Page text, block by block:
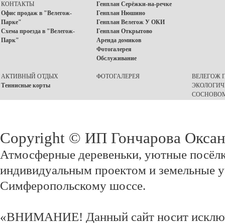
КОНТАКТЫ
Офис продаж в "Велегож-
Парке"
Схема проезда в "Велегож-
Парк"
Генплан Серёжки-на-речке
Генплан Нюшино
Генплан Велегож У ОКИ
Генплан Открытово
Аренда домиков
Фотогалерея
Обслуживание
АКТИВНЫЙ ОТДЫХ
Теннисные корты
ФОТОГАЛЕРЕЯ
ВЕЛЕГОЖ
Copyright © ИП Гончарова
Атмосферные деревеньки, уютные
индивидуальным проектом и земельные
Симферопольскому шоссе.
«ВНИМАНИЕ! Данный сайт носит